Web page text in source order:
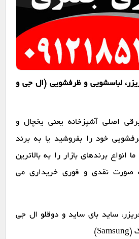
لباسشویی و ظرفشویی (ال جی و
اصلی آشپزخانه یعنی یخچال و
خود را بفروشید یا به برند
انواع برندهای بازار را به بالاترین
صورت نقدی و فوری خریداری می
ساید بای ساید و دوقلو ال جی